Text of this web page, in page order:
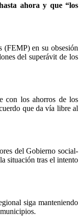
ahora y que “los
(FEMP) en su obsesión
del superávit de los
con los ahorros de los
que da vía libre al
del Gobierno social-
situación tras el intento
siga manteniendo